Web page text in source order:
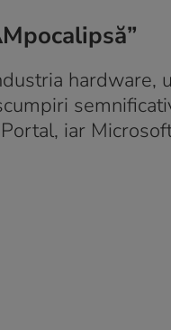
hardware,
iar